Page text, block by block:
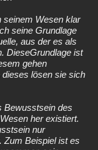
seinem Wesen klar
seine Grundlage
aus der es als
DieseGrundlage ist
gehen
lösen sie sich
Bewusstsein des
her existiert.
nur
Zum Beispiel ist es